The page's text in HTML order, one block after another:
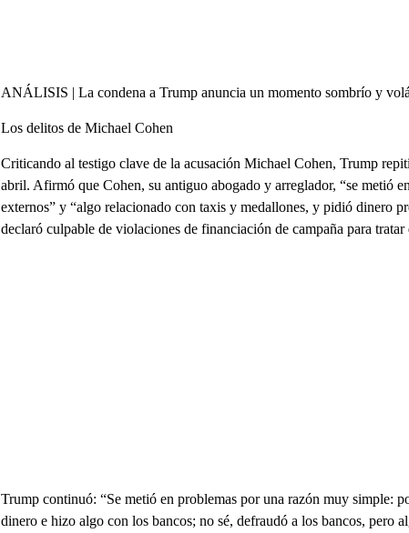
ANÁLISIS | La condena a Trump anuncia un momento sombrío y
Los delitos de Michael Cohen
Criticando al testigo clave de la acusación Michael Cohen, Trump
abril. Afirmó que Cohen, su antiguo abogado y arreglador, “se metió
externos” y “algo relacionado con taxis y medallones, y pidió dinero
declaró culpable de violaciones de financiación de campaña para tratar
Trump continuó: “Se metió en problemas por una razón muy simple:
dinero e hizo algo con los bancos; no sé, defraudó a los bancos, pero